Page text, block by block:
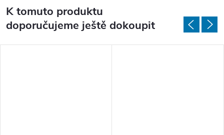
K tomuto produktu
doporučujeme ještě dokoupit